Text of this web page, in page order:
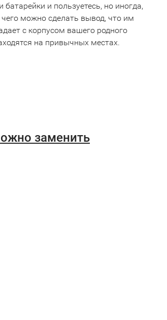
и пользуетесь, но иногда,
можно сделать вывод, что им
с корпусом вашего родного
на привычных местах.
заменить